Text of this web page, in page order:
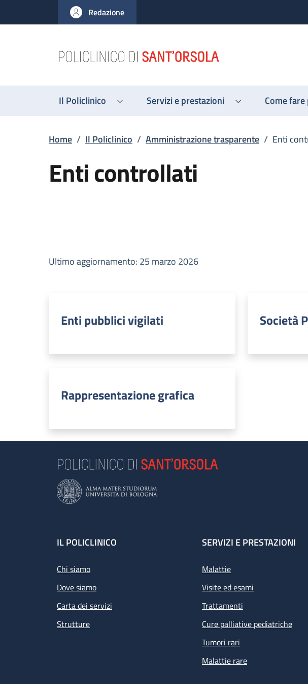
al contenuto principale
to footer content
Redazione
Il Policlinico Servizi e prestazioni Come
Briciole di pane
Home / Il Policlinico / Amministrazione trasparente / Enti
Enti controllati
Ultimo aggiornamento: 25 marzo 2026
Enti pubblici vigilati Società
Rappresentazione grafica
Footer
IL POLICLINICO
Chi siamo
Dove siamo
Carta dei servizi
Strutture
SERVIZI E PRESTAZIONI
Malattie
Visite ed esami
Trattamenti
Cure palliative pediatriche
Tumori rari
Malattie rare